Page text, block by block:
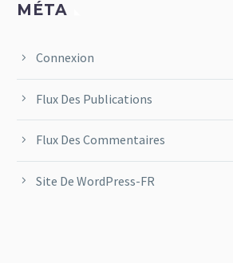
MÉTA
Connexion
Flux Des Publications
Flux Des Commentaires
Site De WordPress-FR